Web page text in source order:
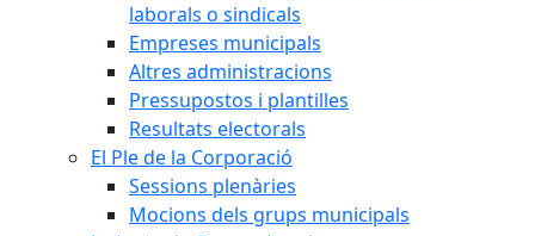
laborals o sindicals
Empreses municipals
Altres administracions
Pressupostos i plantilles
Resultats electorals
El Ple de la Corporació
Sessions plenàries
Mocions dels grups municipals